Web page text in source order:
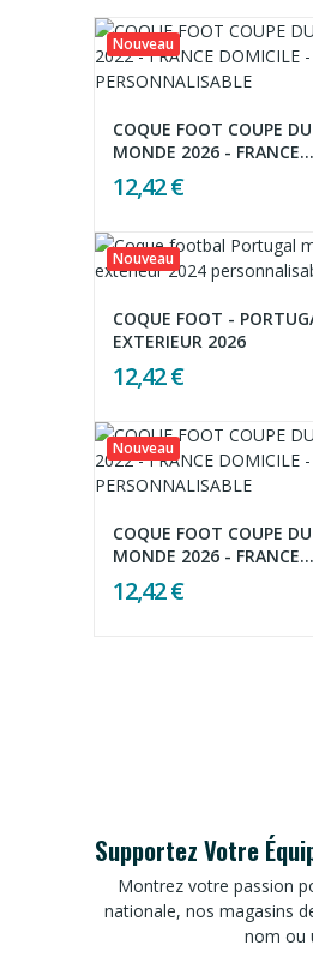
Nouveau
COQUE FOOT COUPE DU
MONDE 2026 - FRANCE...
12,42 €
Nouveau
COQUE FOOT -
EXTERIEUR 2026
12,42 €
Nouveau
COQUE FOOT COUPE DU
MONDE 2026 - FRANCE...
12,42 €
Supportez Votre
Montrez votre passion
nationale, nos magasins
nom ou